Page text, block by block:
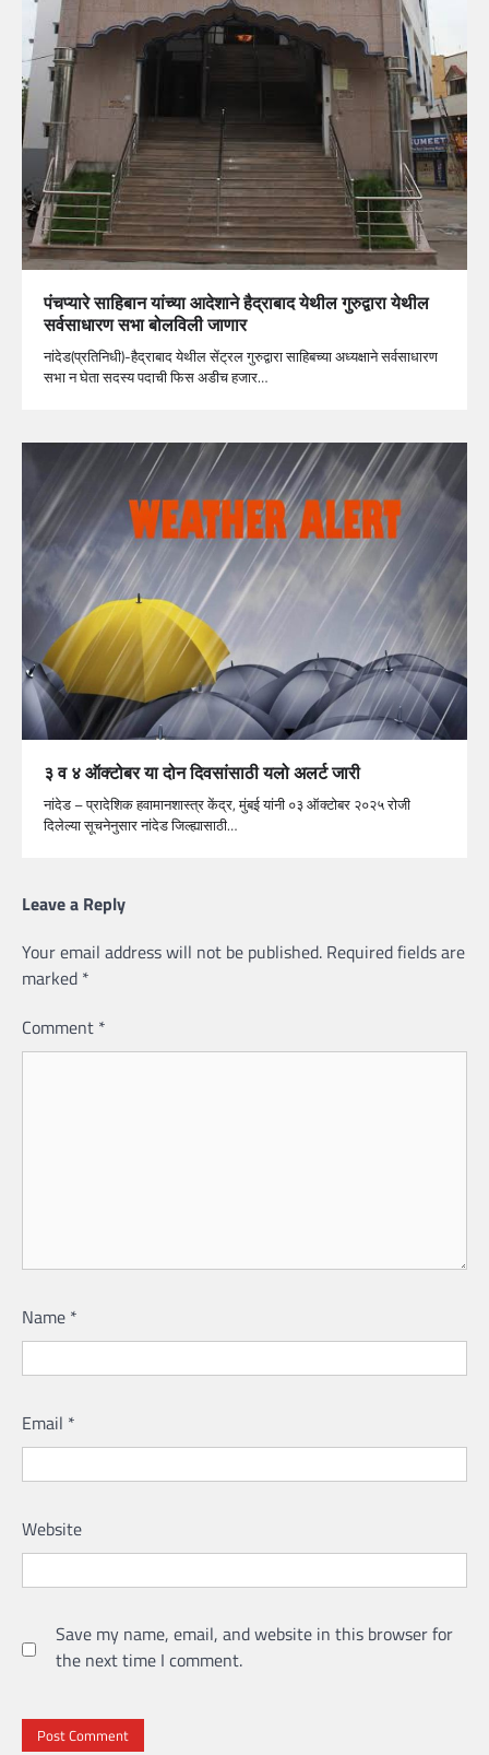
पंचप्यारे साहिबान यांच्या आदेशाने हैद्राबाद येथील गुरुद्वारा येथील
सर्वसाधारण सभा बोलविली जाणार
नांदेड(प्रतिनिधी)-हैद्राबाद येथील सेंट्रल गुरुद्वारा साहिबच्या अध्यक्षाने सर्वसाधारण
सभा न घेता सदस्य पदाची फिस अडीच हजार…
३ व ४ ऑक्टोबर या दोन दिवसांसाठी यलो अलर्ट जारी
नांदेड – प्रादेशिक हवामानशास्त्र केंद्र, मुंबई यांनी ०३ ऑक्टोबर २०२५ रोजी
दिलेल्या सूचनेनुसार नांदेड जिल्ह्यासाठी…
Leave a Reply
Your email address will not be published. Required fields are
marked *
Comment *
Name *
Email *
Website
Save my name, email, and website in this browser for
the next time I comment.